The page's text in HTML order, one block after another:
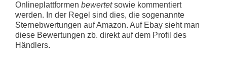
Onlineplattformen bewertetsowie kommentiert
werden. In der Regel sind dies, die sogenannte
Sternebwertungen auf Amazon. Auf Ebay sieht man
diese Bewertungen zb. direkt auf dem Profil des
Händlers.